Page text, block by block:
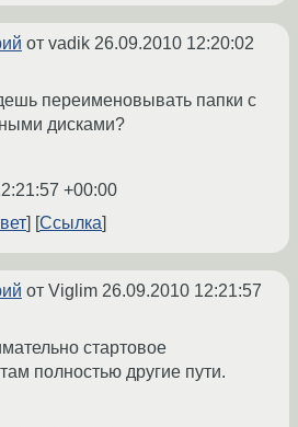
от vadik 26.09.2010 12:20:02
переименовывать папки с
дисками?
+00:00
Ссылка
от Viglim 26.09.2010 12:21:57
стартовое
полностью другие пути.